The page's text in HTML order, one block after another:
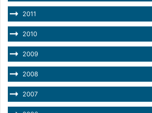
2011
2010
2009
2008
2007